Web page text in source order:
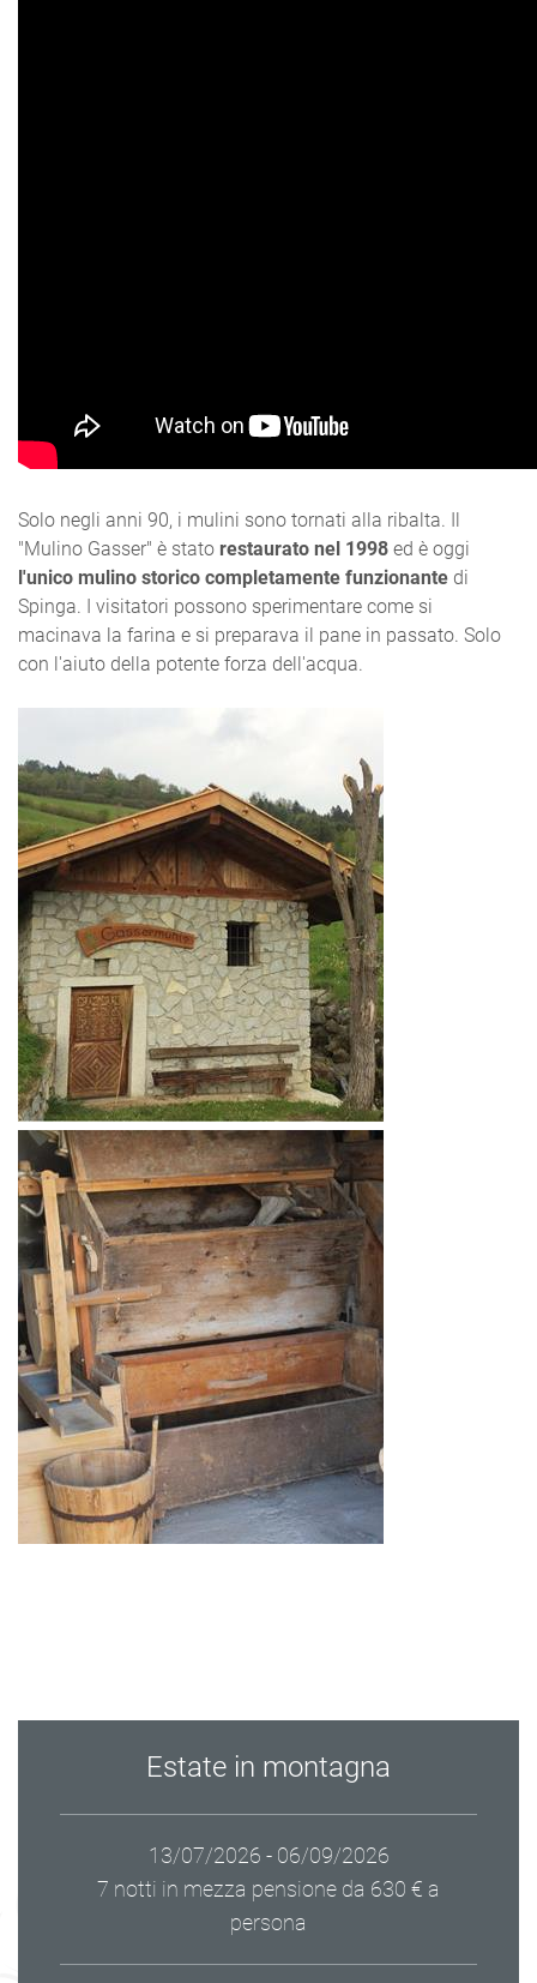
Solo negli anni 90, i mulini sono tornati alla ribalta. Il
"Mulino Gasser" è stato restaurato nel 1998 ed è oggi
l'unico mulino storico completamente funzionante di
Spinga. I visitatori possono sperimentare come si
macinava la farina e si preparava il pane in passato. Solo
con l'aiuto della potente forza dell'acqua.
Estate in montagna
13/07/2026 - 06/09/2026
7 notti in mezza pensione da 630 € a
persona